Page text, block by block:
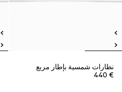
نظارات شمسية بإطار مربع
€ 440